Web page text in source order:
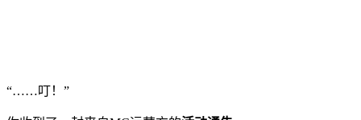
“……叮！”